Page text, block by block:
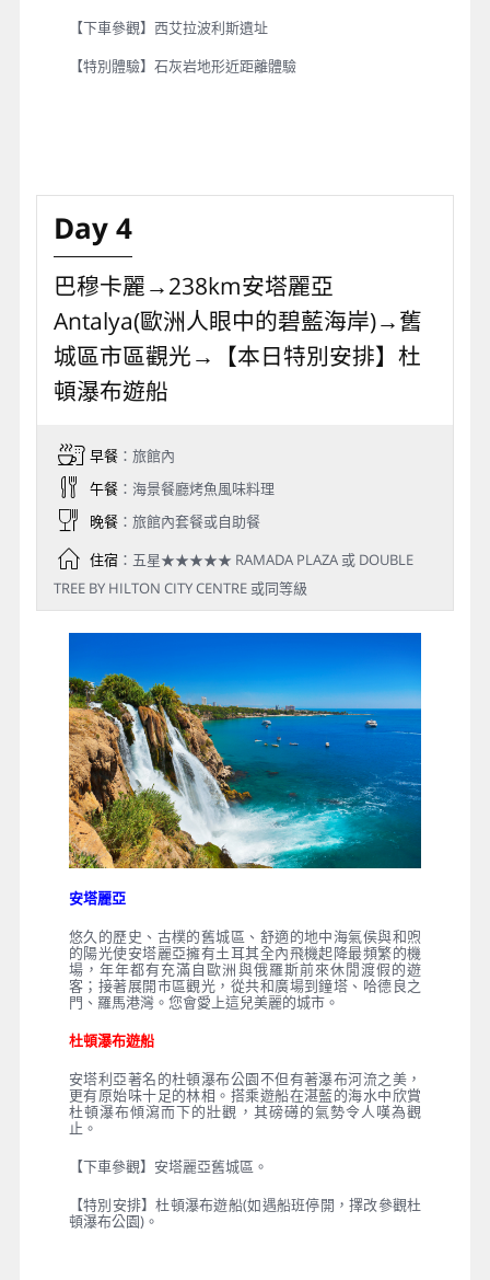
【下車參觀】西艾拉波利斯遺址
【特別體驗】石灰岩地形近距離體驗
Day 4
巴穆卡麗→238km安塔麗亞
Antalya(歐洲人眼中的碧藍海岸)→舊
城區市區觀光→【本日特別安排】杜
頓瀑布遊船
早餐：旅館內
午餐：海景餐廳烤魚風味料理
晚餐：旅館內套餐或自助餐
住宿：五星★★★★★ RAMADA PLAZA 或 DOUBLE
TREE BY HILTON CITY CENTRE 或同等級
安塔麗亞
悠久的歷史、古樸的舊城區、舒適的地中海氣侯與和喣
場，年年都有充滿自歐洲與俄羅斯前來休閒渡假的遊
客；接著展開市區觀光，從共和廣場到鐘塔、哈德良之